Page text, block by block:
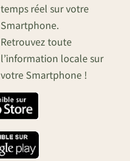
temps réel sur votre
Smartphone.
Retrouvez toute
l’information locale sur
votre Smartphone !